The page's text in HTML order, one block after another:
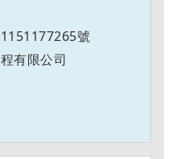
號
有限公司